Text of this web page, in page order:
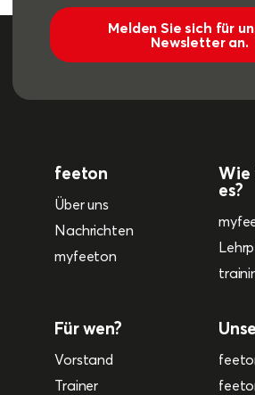
Melden Sie sich für
Newsletter an.
feeton
Über uns
Nachrichten
myfeeton
Wie
es?
Für wen?
Vorstand
Trainer